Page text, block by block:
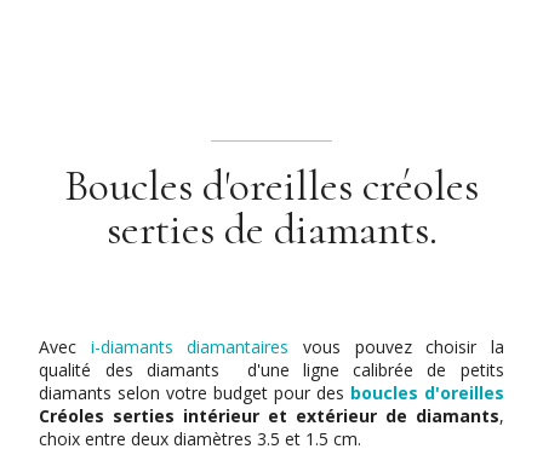
Boucles d'oreilles créoles
serties de diamants.
Avec i-diamants diamantaires vous pouvez choisir la
qualité des diamants d'une ligne calibrée de petits
diamants selon votre budget pour des boucles d'oreilles
Créoles serties intérieur et extérieur de diamants,
choix entre deux diamètres 3.5 et 1.5 cm.